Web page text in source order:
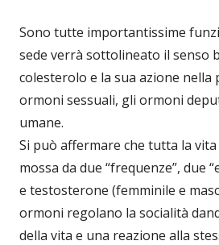
Sono tutte importantissime
sede verrà sottolineato il senso
colesterolo e la sua azione nella
ormoni sessuali, gli ormoni
umane.
Si può affermare che tutta la vita
mossa da due “frequenze”, due
e testosterone (femminile e
ormoni regolano la socialità
della vita e una reazione alla